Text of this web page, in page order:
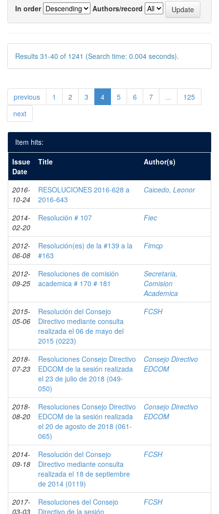
In order
Authors/record
Results 31-40 of 1241 (Search time: 0.004 seconds).
previous 1 2 3 4 5 6 7 ...
125
next
Item hits:
Issue
Date
Title Author(s)
2016-
10-24
RESOLUCIONES 2016-628 a
2016-643
Caicedo, Leonor
2014-
02-20
Resolución # 107 Fiec
2012-
06-08
Resolución(es) de la #139 a la
#163
Fimcp
2012-
09-25
Resoluciones de comisión
academica # 170 # 181
Secretaria,
Comision
Academica
2015-
05-06
Resolución del Consejo
Directivo mediante consulta
realizada el 06 de mayo del
2015 (0223)
FCSH
2018-
07-23
Resoluciones Consejo Directivo
EDCOM de la sesión realizada
el 23 de julio de 2018 (049-
050)
Consejo Directivo
EDCOM
2018-
08-20
Resoluciones Consejo Directivo
EDCOM de la sesión realizada
el 20 de agosto de 2018 (061-
065)
Consejo Directivo
EDCOM
2014-
09-18
Resolución del Consejo
Directivo mediante consulta
realizada el 18 de septiembre
de 2014 (0119)
FCSH
2017-
03-03
Resoluciones del Consejo
Directivo de la sesión
FCSH